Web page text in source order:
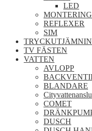
LED
REFLEXER
SIM
TV FÄSTEN
VATTEN
AVLOPP
BLANDARE
COMET
DUSCH